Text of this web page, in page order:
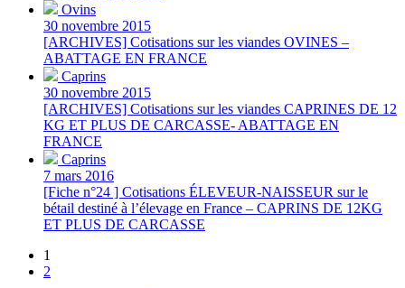
Ovins
30 novembre 2015
[ARCHIVES] Cotisations sur les viandes OVINES –
ABATTAGE EN FRANCE
Caprins
30 novembre 2015
[ARCHIVES] Cotisations sur les viandes CAPRINES DE 12
KG ET PLUS DE CARCASSE- ABATTAGE EN
FRANCE
Caprins
7 mars 2016
[Fiche n°24 ] Cotisations ÉLEVEUR-NAISSEUR sur le
bétail destiné à l’élevage en France – CAPRINS DE 12KG
ET PLUS DE CARCASSE
1
2